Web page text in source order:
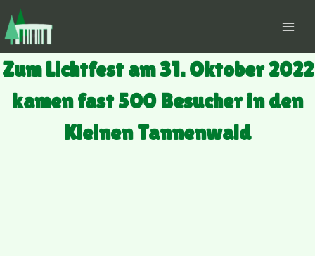
Zum
Inhalt
springen
Zum Lichtfest am 31. Oktober 2022
kamen fast 500 Besucher in den
Kleinen Tannenwald